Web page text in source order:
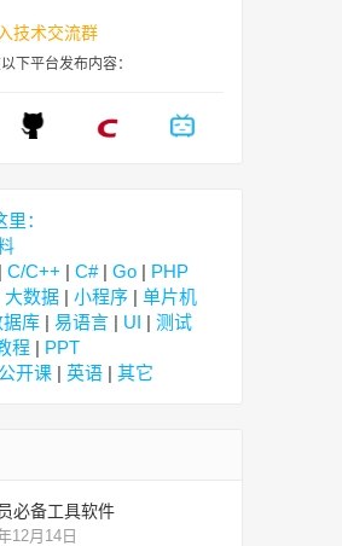
技术交流群
下平台发布内容：
：
| C/C++ | C#| Go | PHP
大数据 | 小程序 | 单片机
据库 | 易语言 | UI | 测试
程 | PPT
公开课 | 英语 | 其它
必备工具软件
12月14日